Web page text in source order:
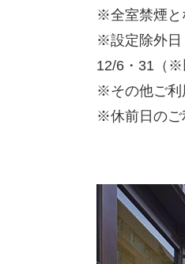
※全室禁煙
※設定除外日
12/6・31（※
※その他ご利
※休前日のご